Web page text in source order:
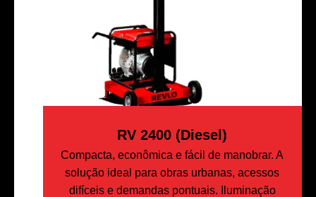
RV 2400 (Diesel)
Compacta, econômica e fácil de manobrar. A
solução ideal para obras urbanas, acessos
difíceis e demandas pontuais. Iluminação